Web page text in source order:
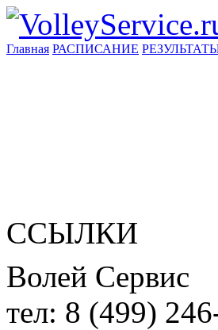
Главная РАСПИСАНИЕ
ССЫЛКИ
Волей Сервис
тел: 8 (499)